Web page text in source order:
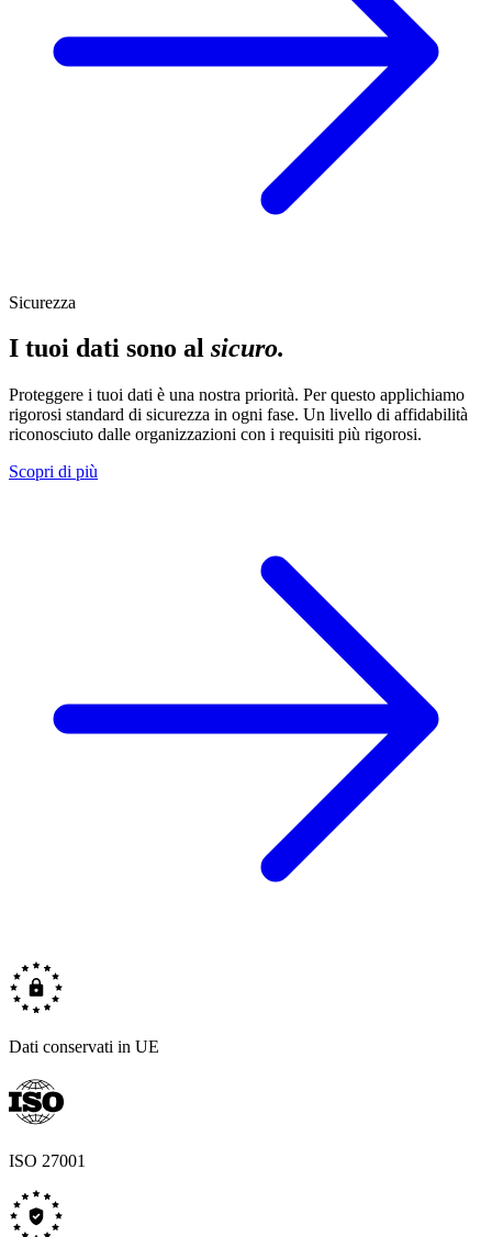
Sicurezza
I tuoi dati sono al sicuro.
Proteggere i tuoi dati è una nostra priorità. Per questo applichiamo
rigorosi standard di sicurezza in ogni fase. Un livello di affidabilità
riconosciuto dalle organizzazioni con i requisiti più rigorosi.
Scopri di più
Dati conservati in UE
ISO 27001